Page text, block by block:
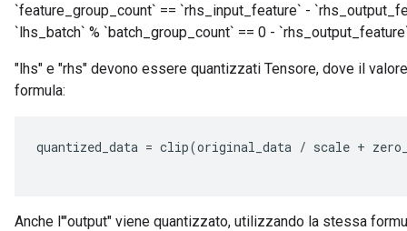
`feature_group_count` == `rhs_input_feature` -
`lhs_batch` % `batch_group_count` == 0 -
"lhs" e "rhs" devono essere quantizzati Tensore, dove il
formula:
quantized_data = clip(original_data / scale +
Anche l'"output" viene quantizzato, utilizzando la stessa